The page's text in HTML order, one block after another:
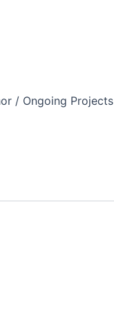
/ Ongoing Projects